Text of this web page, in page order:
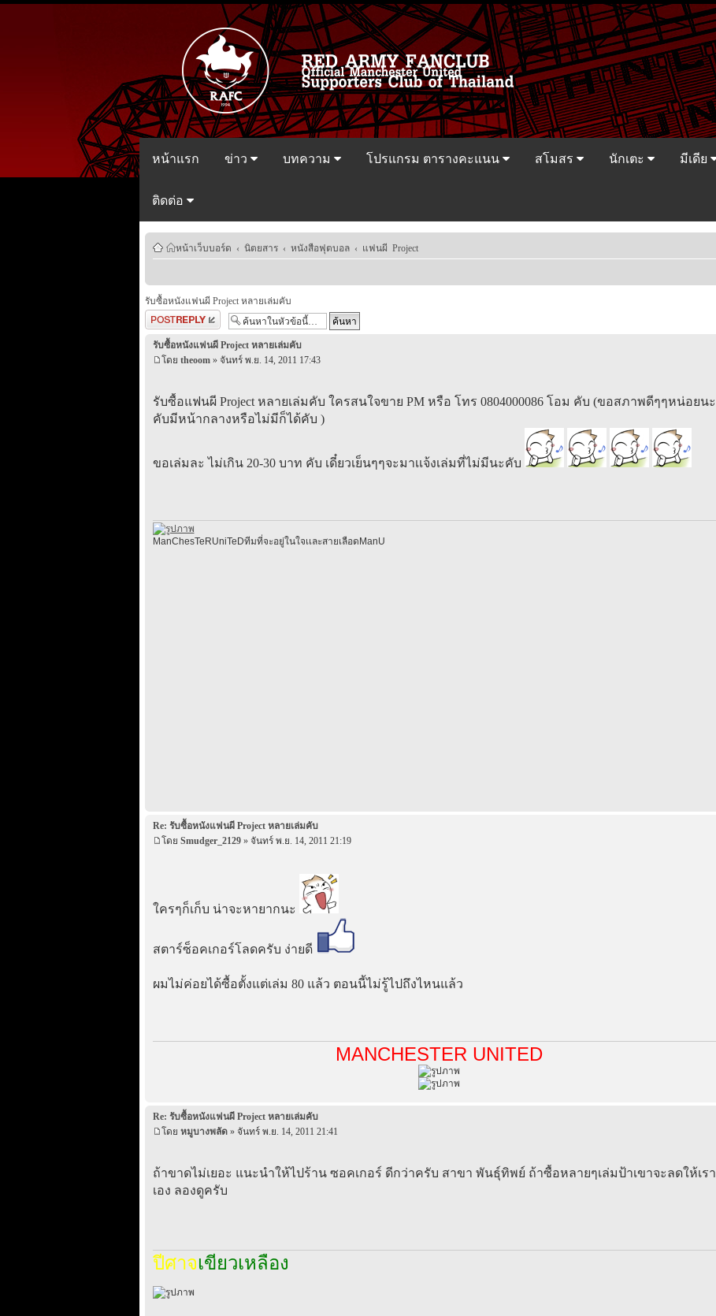
หน้าแรก ข่าว บทความ โปรแกรม ตารางคะแนน สโมสร นักเตะ มีเดีย
ติดต่อ
หน้าเว็บบอร์ด ‹ นิตยสาร ‹ หนังสือฟุตบอล ‹ แฟนผี Project
รับซื้อหนังแฟนผี Project หลายเล่มคับ
ตอบกระทู้
รับซื้อหนังแฟนผี Project หลายเล่มคับ
โดย theoom» จันทร์ พ.ย. 14, 2011 17:43
รับซื้อแฟนผี Project หลายเล่มคับ ใครสนใจขาย PM หรือ โทร 0804000086 โอม คับ (ขอสภาพดีๆๆหน่อยนะ
คับมีหน้ากลางหรือไม่มีก็ได้คับ )
ขอเล่มละ ไม่เกิน 20-30 บาท คับ เดี๋ยวเย็นๆๆจะมาเเจ้งเล่มที่ไม่มีนะคับ
ManChesTeRUniTeDทีมที่จะอยู่ในใจเเละสายเลือดManU
Re: รับซื้อหนังแฟนผี Project หลายเล่มคับ
โดย Smudger_2129» จันทร์ พ.ย. 14, 2011 21:19
ใครๆก็เก็บ น่าจะหายากนะ
สตาร์ซ็อคเกอร์โลดครับ ง่ายดี
ผมไม่ค่อยได้ซื้อตั้งแต่เล่ม 80 แล้ว ตอนนี้ไม่รู้ไปถึงไหนแล้ว
MANCHESTER UNITED
Re: รับซื้อหนังแฟนผี Project หลายเล่มคับ
โดย หมูบางพลัด» จันทร์ พ.ย. 14, 2011 21:41
ถ้าขาดไม่เยอะ แนะนำให้ไปร้าน ซอคเกอร์ ดีกว่าครับ สาขา พันธุ์ทิพย์ ถ้าซื้อหลายๆเล่มป้าเขาจะลดให้เรา
เอง ลองดูครับ
ปีศาจเขียวเหลือง